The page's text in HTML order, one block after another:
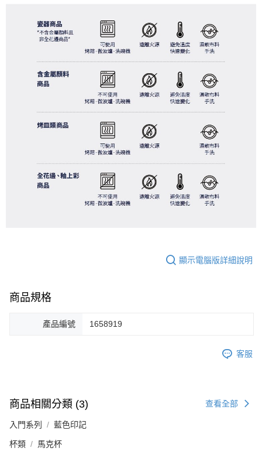
顯示電腦版詳細說明
商品規格
產品編號 1658919
客服
商品相關分類 (3) 查看全部
入門系列 藍色印記
杯類 馬克杯